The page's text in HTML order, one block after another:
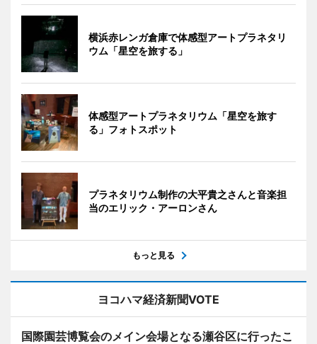
横浜赤レンガ倉庫で体感型アートプラネタリ
ウム「星空を旅する」
体感型アートプラネタリウム「星空を旅す
る」フォトスポット
プラネタリウム制作の大平貴之さんと音楽担
当のエリック・アーロンさん
もっと見る
ヨコハマ経済新聞VOTE
国際園芸博覧会のメイン会場となる瀬谷区に行ったこ